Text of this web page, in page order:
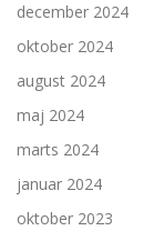
december 2024
oktober 2024
august 2024
maj 2024
marts 2024
januar 2024
oktober 2023